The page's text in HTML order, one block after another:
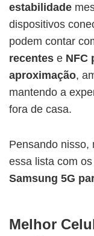
estabilidade
dispositivos
podem contar
recentes e NFC
aproximação,
mantendo a
fora de casa.
Pensando nisso,
essa lista com os
Samsung 5G
Melhor